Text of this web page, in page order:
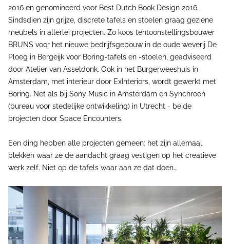
2016 en genomineerd voor Best Dutch Book Design 2016.
Sindsdien zijn grijze, discrete tafels en stoelen graag geziene
meubels in allerlei projecten. Zo koos tentoonstellingsbouwer
BRUNS voor het nieuwe bedrijfsgebouw in de oude weverij De
Ploeg in Bergeijk voor Boring-tafels en -stoelen, geadviseerd
door Atelier van Asseldonk. Ook in het Burgerweeshuis in
Amsterdam, met interieur door ExInteriors, wordt gewerkt met
Boring. Net als bij Sony Music in Amsterdam en Synchroon
(bureau voor stedelijke ontwikkeling) in Utrecht - beide
projecten door Space Encounters.
Een ding hebben alle projecten gemeen: het zijn allemaal
plekken waar ze de aandacht graag vestigen op het creatieve
werk zelf. Niet op de tafels waar aan ze dat doen…